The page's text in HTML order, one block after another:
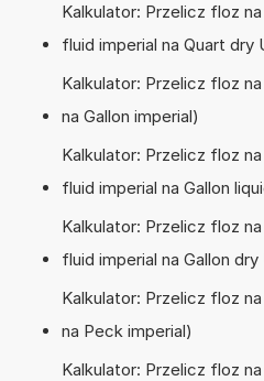
Kalkulator: Przelicz floz
fluid imperial na Quart dry
Kalkulator: Przelicz floz
na Gallon imperial)
Kalkulator: Przelicz floz
fluid imperial na Gallon
Kalkulator: Przelicz floz
fluid imperial na Gallon dry
Kalkulator: Przelicz floz
na Peck imperial)
Kalkulator: Przelicz floz